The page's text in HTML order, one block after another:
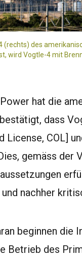
(rechts) des
wird Vogtle-4 mit
hat die
dass
License, COL]
gemäss der
nachher
beginnen die
Betrieb des